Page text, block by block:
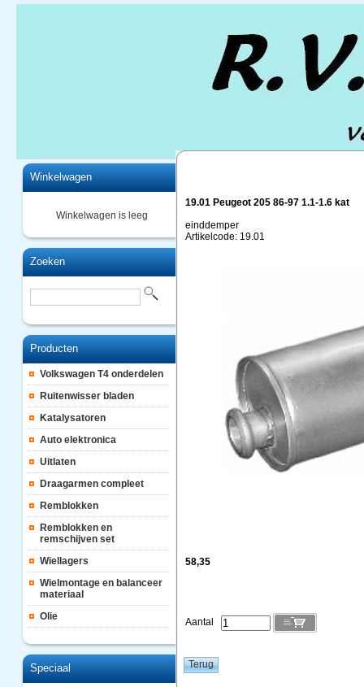
Winkelwagen
Winkelwagen is leeg
Zoeken
Producten
Volkswagen T4 onderdelen
Ruitenwisser bladen
Katalysatoren
Auto elektronica
Uitlaten
Draagarmen compleet
Remblokken
Remblokken en
remschijven set
Wiellagers
Wielmontage en balanceer
materiaal
Olie
Speciaal
19.01 Peugeot 205 86-97 1.1-1.6 kat
einddemper
Artikelcode: 19.01
58,35
Aantal